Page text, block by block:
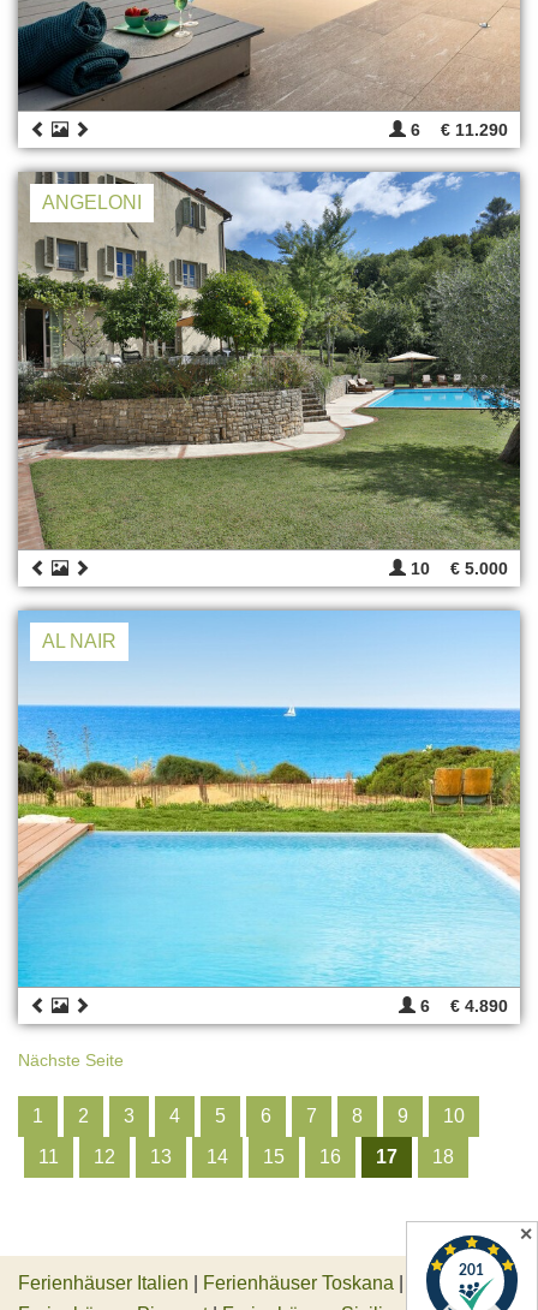
6 € 11.290
ANGELONI
10 € 5.000
AL NAIR
6 € 4.890
Nächste Seite
1 2 3 4 5 6 7 8 9
10
11
12 13 14 15 16 17 18
Ferienhäuser Italien Ferienhäuser Toskana
✕